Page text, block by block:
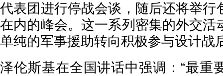
代表团进行停战会谈，随后还将举行
在内的峰会。这一系列密集的外交活
单纯的军事援助转向积极参与设计战
泽伦斯基在全国讲话中强调：“最重